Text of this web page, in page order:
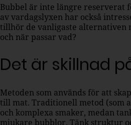
Bubbel är inte längre reserverat
av vardagslyxen har också
tillhör de vanligaste alternativen
och när passar vad?
Det är skillnad
Metoden som används för att
till mat. Traditionell metod (som
och komplexa smaker, medan
mjukare bubblor. Tänk struktur